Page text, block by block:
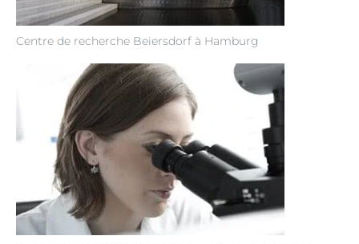
Centre de recherche Beiersdorf à Hamburg